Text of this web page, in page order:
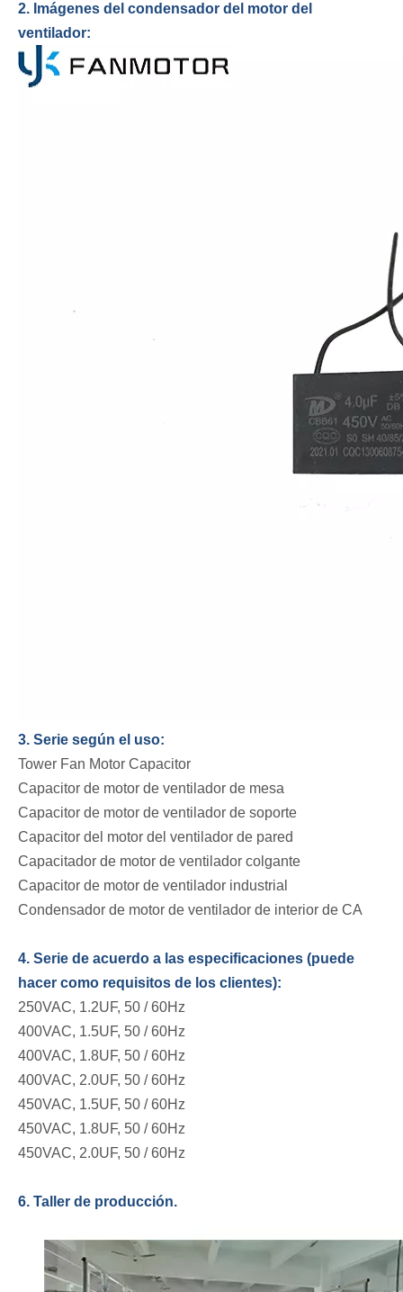
2. Imágenes del condensador del motor del
ventilador:
3. Serie según el uso:
Tower Fan Motor Capacitor
Capacitor de motor de ventilador de mesa
Capacitor de motor de ventilador de soporte
Capacitor del motor del ventilador de pared
Capacitador de motor de ventilador colgante
Capacitor de motor de ventilador industrial
Condensador de motor de ventilador de interior de CA
4. Serie de acuerdo a las especificaciones (puede
hacer como requisitos de los clientes):
250VAC, 1.2UF, 50 / 60Hz
400VAC, 1.5UF, 50 / 60Hz
400VAC, 1.8UF, 50 / 60Hz
400VAC, 2.0UF, 50 / 60Hz
450VAC, 1.5UF, 50 / 60Hz
450VAC, 1.8UF, 50 / 60Hz
450VAC, 2.0UF, 50 / 60Hz
6. Taller de producción.